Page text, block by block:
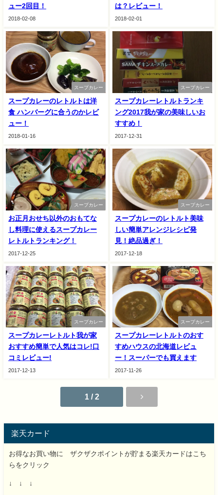
ュー2回目！
2018-02-08
は？レビュー！
2018-02-01
スープカレー
スープカレーのレトルトは洋
食 ハンバーグに合うのかレビ
ュー！
2018-01-16
スープカレー
スープカレーレトルトランキ
ング2017我が家の美味しいお
すすめ！
2017-12-31
スープカレー
お正月おせち以外のおもてな
し料理に使えるスープカレー
レトルトランキング！
2017-12-25
スープカレー
スープカレーのレトルト美味
しい簡単アレンジレシピ発
見！絶品過ぎ！
2017-12-18
スープカレー
スープカレーレトルト我が家
おすすめ簡単で人気はコレ!口
コミレビュー!
2017-12-13
スープカレー
スープカレーレトルトのおす
すめハウスの北海道レビュ
ー！スーパーでも買えます
2017-11-26
1 / 2
楽天カード
お得なお買い物に ザクザクポイントが貯まる楽天カードはこち
らをクリック
↓ ↓ ↓